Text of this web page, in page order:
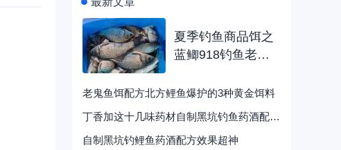
夏季钓鱼商品饵之
蓝鲫918钓鱼老三
老鬼鱼饵配方北方鲤鱼爆护的3种黄金饵料
丁香加这十几味药材自制黑坑钓鱼药酒配方效果翻倍
自制黑坑钓鲤鱼药酒配方效果超神